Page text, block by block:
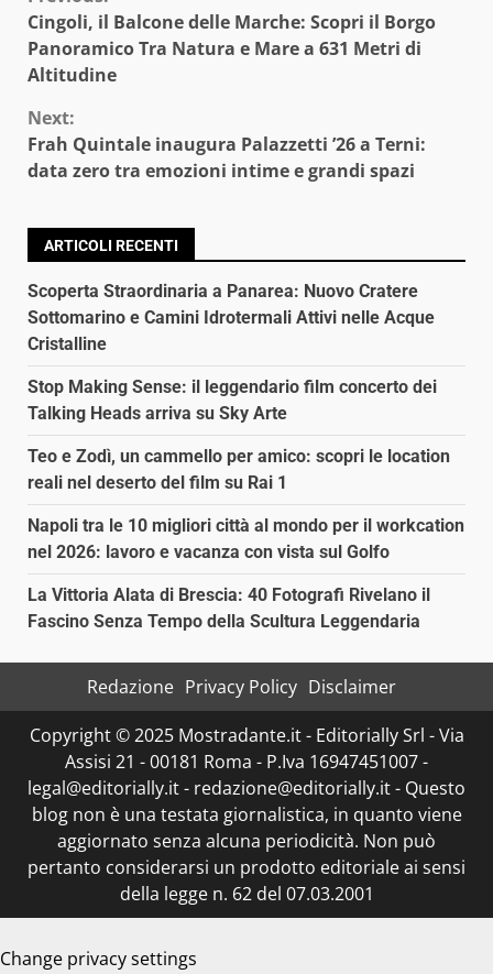
Reading
Cingoli, il Balcone delle Marche: Scopri il Borgo
Panoramico Tra Natura e Mare a 631 Metri di
Altitudine
Next:
Frah Quintale inaugura Palazzetti ’26 a Terni:
data zero tra emozioni intime e grandi spazi
ARTICOLI RECENTI
Scoperta Straordinaria a Panarea: Nuovo Cratere
Sottomarino e Camini Idrotermali Attivi nelle Acque
Cristalline
Stop Making Sense: il leggendario film concerto dei
Talking Heads arriva su Sky Arte
Teo e Zodì, un cammello per amico: scopri le location
reali nel deserto del film su Rai 1
Napoli tra le 10 migliori città al mondo per il workcation
nel 2026: lavoro e vacanza con vista sul Golfo
La Vittoria Alata di Brescia: 40 Fotografi Rivelano il
Fascino Senza Tempo della Scultura Leggendaria
Redazione Privacy Policy Disclaimer
Copyright © 2025 Mostradante.it - Editorially Srl - Via
Assisi 21 - 00181 Roma - P.Iva 16947451007 -
legal@editorially.it - redazione@editorially.it - Questo
blog non è una testata giornalistica, in quanto viene
aggiornato senza alcuna periodicità. Non può
pertanto considerarsi un prodotto editoriale ai sensi
della legge n. 62 del 07.03.2001
Change privacy settings